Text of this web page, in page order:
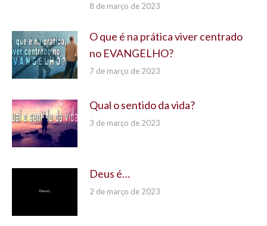
8 de março de 2023
O que é na prática viver centrado
no EVANGELHO?
7 de março de 2023
Qual o sentido da vida?
3 de março de 2023
Deus é…
2 de março de 2023